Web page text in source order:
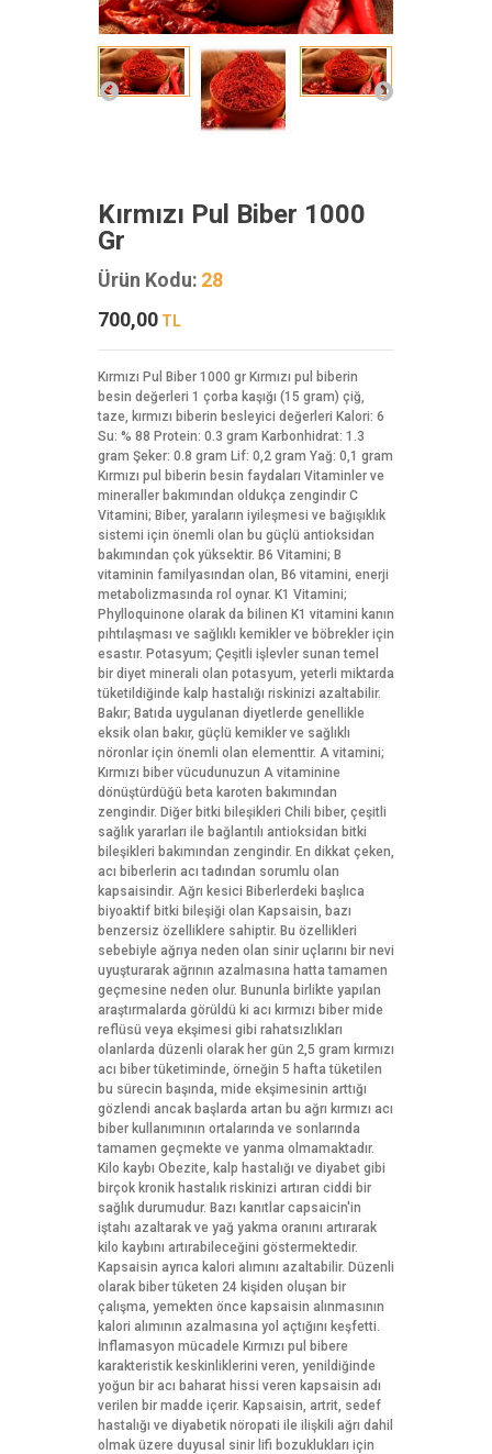
Kırmızı Pul Biber 1000
Gr
Ürün Kodu: 28
700,00 TL
Kırmızı Pul Biber 1000 gr Kırmızı pul biberin
besin değerleri 1 çorba kaşığı (15 gram) çiğ,
taze, kırmızı biberin besleyici değerleri Kalori: 6
Su: % 88 Protein: 0.3 gram Karbonhidrat: 1.3
gram Şeker: 0.8 gram Lif: 0,2 gram Yağ: 0,1 gram
Kırmızı pul biberin besin faydaları Vitaminler ve
mineraller bakımından oldukça zengindir C
Vitamini; Biber, yaraların iyileşmesi ve bağışıklık
sistemi için önemli olan bu güçlü antioksidan
bakımından çok yüksektir. B6 Vitamini; B
vitaminin familyasından olan, B6 vitamini, enerji
metabolizmasında rol oynar. K1 Vitamini;
Phylloquinone olarak da bilinen K1 vitamini kanın
pıhtılaşması ve sağlıklı kemikler ve böbrekler için
esastır. Potasyum; Çeşitli işlevler sunan temel
bir diyet minerali olan potasyum, yeterli miktarda
tüketildiğinde kalp hastalığı riskinizi azaltabilir.
Bakır; Batıda uygulanan diyetlerde genellikle
eksik olan bakır, güçlü kemikler ve sağlıklı
nöronlar için önemli olan elementtir. A vitamini;
Kırmızı biber vücudunuzun A vitaminine
dönüştürdüğü beta karoten bakımından
zengindir. Diğer bitki bileşikleri Chili biber, çeşitli
sağlık yararları ile bağlantılı antioksidan bitki
bileşikleri bakımından zengindir. En dikkat çeken,
acı biberlerin acı tadından sorumlu olan
kapsaisindir. Ağrı kesici Biberlerdeki başlıca
biyoaktif bitki bileşiği olan Kapsaisin, bazı
benzersiz özelliklere sahiptir. Bu özellikleri
sebebiyle ağrıya neden olan sinir uçlarını bir nevi
uyuşturarak ağrının azalmasına hatta tamamen
geçmesine neden olur. Bununla birlikte yapılan
araştırmalarda görüldü ki acı kırmızı biber mide
reflüsü veya ekşimesi gibi rahatsızlıkları
olanlarda düzenli olarak her gün 2,5 gram kırmızı
acı biber tüketiminde, örneğin 5 hafta tüketilen
bu sürecin başında, mide ekşimesinin arttığı
gözlendi ancak başlarda artan bu ağrı kırmızı acı
biber kullanımının ortalarında ve sonlarında
tamamen geçmekte ve yanma olmamaktadır.
Kilo kaybı Obezite, kalp hastalığı ve diyabet gibi
birçok kronik hastalık riskinizi artıran ciddi bir
sağlık durumudur. Bazı kanıtlar capsaicin'in
iştahı azaltarak ve yağ yakma oranını artırarak
kilo kaybını artırabileceğini göstermektedir.
Kapsaisin ayrıca kalori alımını azaltabilir. Düzenli
olarak biber tüketen 24 kişiden oluşan bir
çalışma, yemekten önce kapsaisin alınmasının
kalori alımının azalmasına yol açtığını keşfetti.
İnflamasyon mücadele Kırmızı pul bibere
karakteristik keskinliklerini veren, yenildiğinde
yoğun bir acı baharat hissi veren kapsaisin adı
verilen bir madde içerir. Kapsaisin, artrit, sedef
hastalığı ve diyabetik nöropati ile ilişkili ağrı dahil
olmak üzere duyusal sinir lifi bozuklukları için